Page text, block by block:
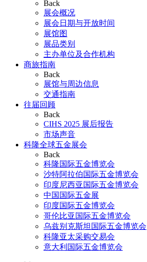
Back
展会概况
展会日期与开放时间
展馆图
展品类别
主办单位及合作机构
商旅指南
Back
展馆与周边信息
交通指南
往届回顾
Back
CIHS 2025 展后报告
市场声音
科隆全球五金展会
Back
科隆国际五金博览会
沙特阿拉伯国际五金博览会
印度尼西亚国际五金博览会
中国国际五金展
印度国际五金博览会
哥伦比亚国际五金博览会
乌兹别克斯坦国际五金博览会
科隆亚太采购交易会
意大利国际五金博览会